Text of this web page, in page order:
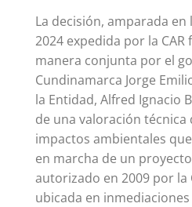
La decisión, amparada
2024 expedida por la CAR
manera conjunta por el
Cundinamarca Jorge
la Entidad, Alfred Ignacio
de una valoración técnica
impactos ambientales
en marcha de un
autorizado en 2009 por la
ubicada en